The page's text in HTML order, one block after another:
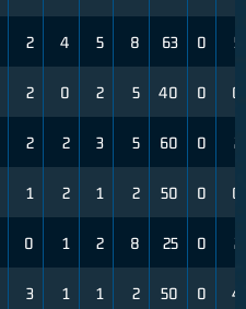
2 4 5 8 63 0 5
2 0 2 5 40 0 0
2 2 3 5 60 0 2
1 2 1 2 50 0 0
0 1 2 8 25 0 2
3 1 1 2 50 0 4